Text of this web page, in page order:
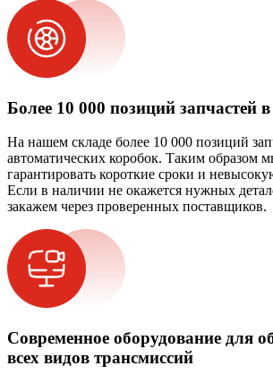
Более 10 000 позиций запчастей
На нашем складе более 10 000 позиций
автоматических коробок. Таким образом
гарантировать короткие сроки и
Если в наличии не окажется нужных
закажем через проверенных поставщиков.
Современное оборудование для
всех видов трансмиссий